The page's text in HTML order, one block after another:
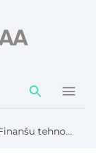
Darbības
elementi
Finanšu tehnoloģijas augstskolā apgūst 12 jaunie speciālisti